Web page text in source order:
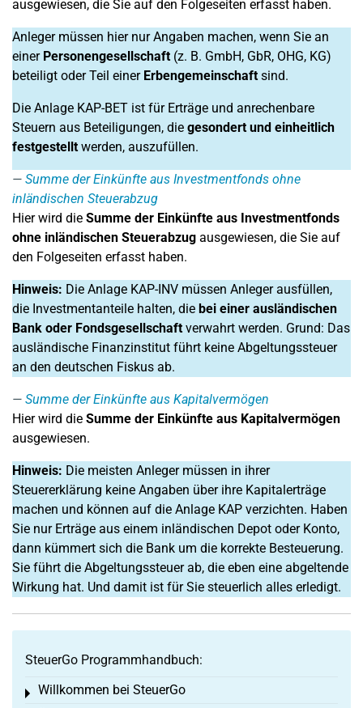
ausgewiesen, die Sie auf den Folgeseiten erfasst haben.
Anleger müssen hier nur Angaben machen, wenn Sie an
einer Personengesell­schaft(z. B. GmbH, GbR, OHG, KG)
beteiligt oder Teil einer Erben­gemeinschaftsind.
Die Anlage KAP-BET ist für Erträge und anrechenbare
Steuern aus Beteiligungen, die gesondert und einheitlich
festgestelltwerden, auszufüllen.
Summe der Einkünfte aus Investmentfonds ohne
inländischen Steuerabzug
Hier wird die Summe der Einkünfte aus Investmentfonds
ohne inländischen Steuerabzug ausgewiesen, die Sie auf
den Folgeseiten erfasst haben.
Hinweis: Die Anlage KAP-INV müssen Anleger ausfüllen,
die Investmentanteile halten, die bei einer ausländischen
Bank oder Fondsgesellschaftverwahrt werden. Grund: Das
ausländische Finanzinstitut führt keine Abgeltungssteuer
an den deutschen Fiskus ab.
Summe der Einkünfte aus Kapitalvermögen
Hier wird die Summe der Einkünfte aus Kapitalvermögen
ausgewiesen.
Hinweis: Die meisten Anleger müssen in ihrer
Steuererklärung keine Angaben über ihre Kapitalerträge
machen und können auf die Anlage KAP verzichten. Haben
Sie nur Erträge aus einem inländischen Depot oder Konto,
dann kümmert sich die Bank um die korrekte Besteuerung.
Sie führt die Abgeltungssteuer ab, die eben eine abgeltende
Wirkung hat. Und damit ist für Sie steuerlich alles erledigt.
SteuerGo Programmhandbuch:
Willkommen bei SteuerGo
Toggle menu